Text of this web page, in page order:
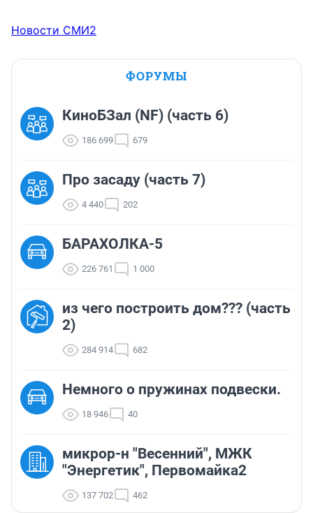
Новости СМИ2
ФОРУМЫ
КиноБЗал (NF) (часть 6)
186 699 679
Про засаду (часть 7)
4 440 202
БАРАХОЛКА-5
226 761 1 000
из чего построить дом??? (часть
2)
284 914 682
Немного о пружинах подвески.
18 946 40
микрор-н "Весенний", МЖК
"Энергетик", Первомайка2
137 702 462